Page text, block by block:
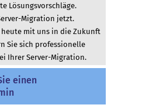
Lösungsvorschläge.
Migration jetzt.
heute mit uns in die Zukunft
Sie sich professionelle
Ihrer Server-Migration.
einen